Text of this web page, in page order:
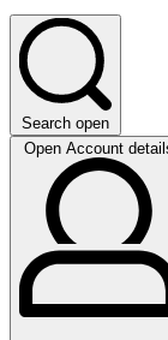
Search open
Open Account